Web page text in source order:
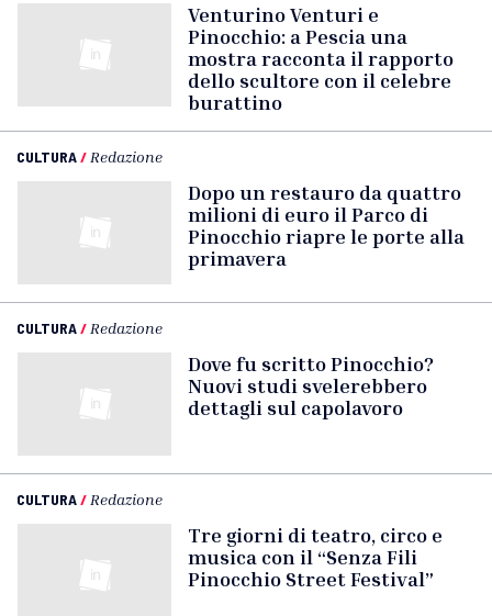
Venturino Venturi e
Pinocchio: a Pescia una
mostra racconta il rapporto
dello scultore con il celebre
burattino
CULTURA/ Redazione
Dopo un restauro da quattro
milioni di euro il Parco di
Pinocchio riapre le porte alla
primavera
CULTURA/ Redazione
Dove fu scritto Pinocchio?
Nuovi studi svelerebbero
dettagli sul capolavoro
CULTURA/ Redazione
Tre giorni di teatro, circo e
musica con il “Senza Fili
Pinocchio Street Festival”